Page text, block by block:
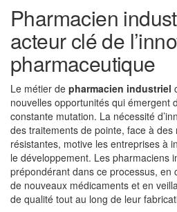
Pharmacien
acteur clé de
pharmaceutique
Le métier de pharmacien industriel
nouvelles opportunités qui émergent
constante mutation. La nécessité
des traitements de pointe, face à
résistantes, motive les entreprises à
le développement. Les pharmaciens
prépondérant dans ce processus, en
de nouveaux médicaments et en
de qualité tout au long de leur